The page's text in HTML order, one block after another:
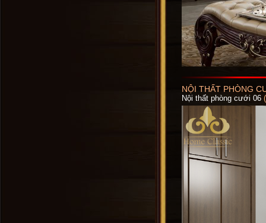
NỘI THẤT PHÒNG
Nội thất phòng cưới 06